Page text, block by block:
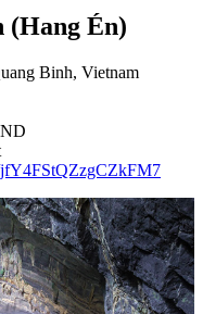
(Hang Én)
Binh, Vietnam
jfY4FStQZzgCZkFM7